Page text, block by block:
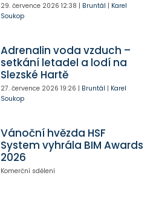
29. července 2026 12:38 | Bruntál | Karel
Soukop
Adrenalin voda vzduch –
setkání letadel a lodí na
Slezské Hartě
27. července 2026 19:26 | Bruntál | Karel
Soukop
Vánoční hvězda HSF
System vyhrála BIM Awards
2026
Komerční sdělení